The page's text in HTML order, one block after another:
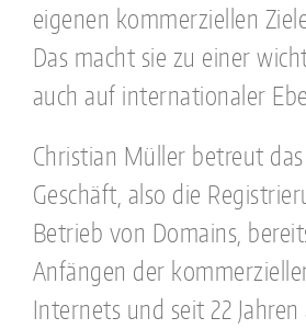
eigenen kommerziellen
Das macht sie zu einer
auch auf internationaler
Christian Müller betreut
Geschäft, also die
Betrieb von Domains,
Anfängen der
Internets und seit 22